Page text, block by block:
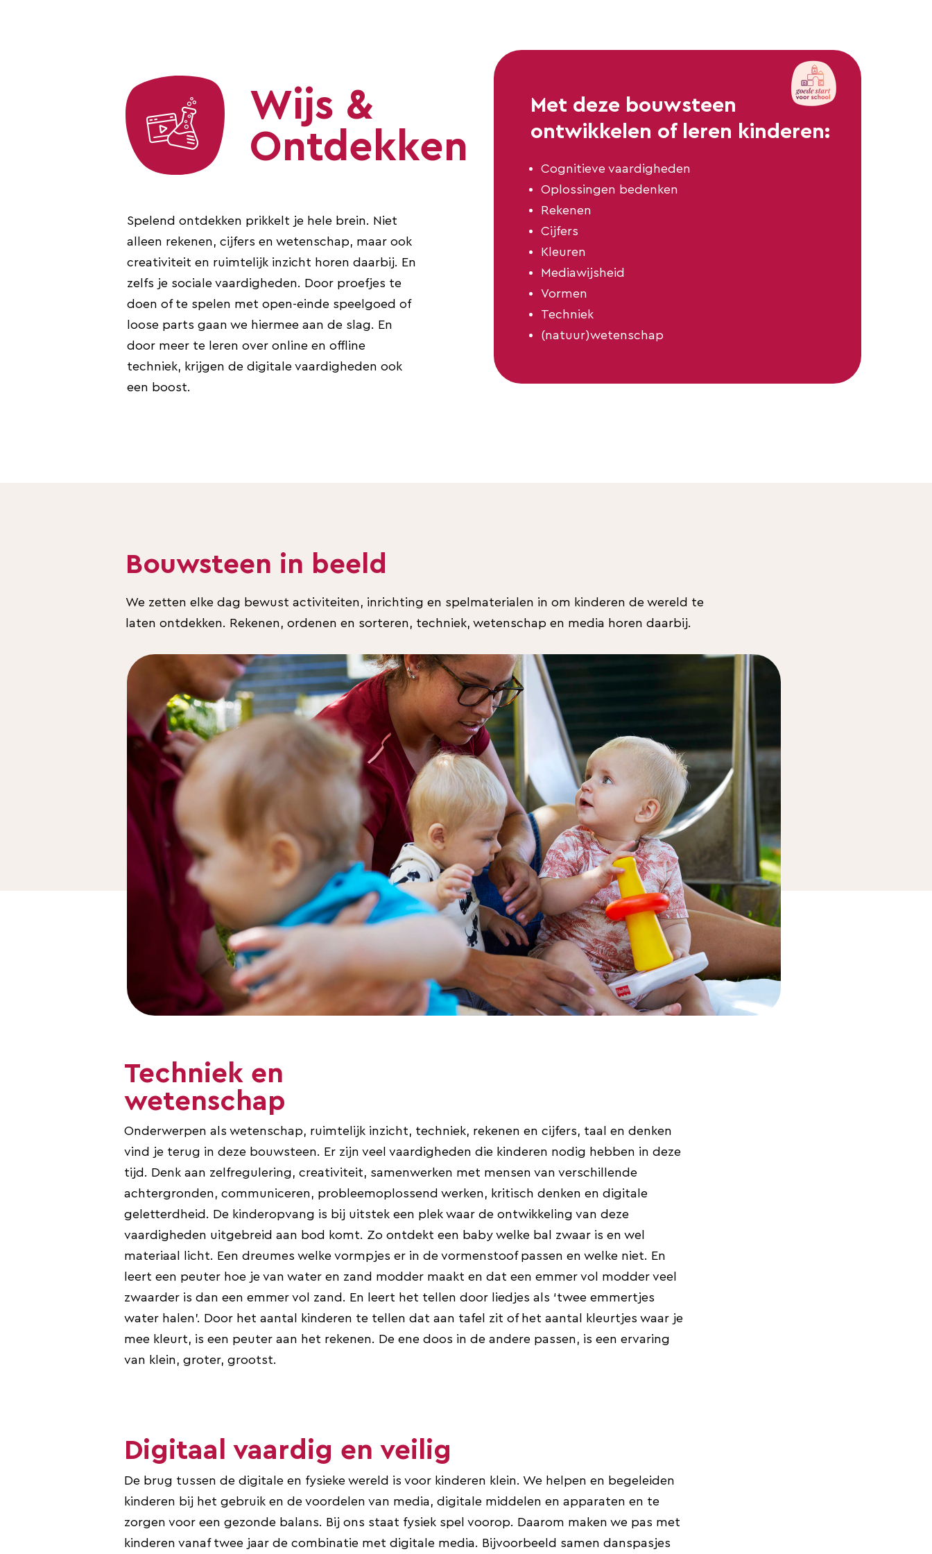
We zetten elke dag bewust activiteiten, inrichting en spelmaterialen in om kinderen de wereld te
laten ontdekken. Rekenen, ordenen en sorteren, techniek, wetenschap en media horen daarbij.
Bouwsteen in beeld
Cognitieve vaardigheden
Oplossingen bedenken
Rekenen
Cijfers
Kleuren
Mediawijsheid
Vormen
Techniek
(natuur)wetenschap
Met deze bouwsteen
ontwikkelen of leren kinderen:
De brug tussen de digitale en fysieke wereld is voor kinderen klein. We helpen en begeleiden
kinderen bij het gebruik en de voordelen van media, digitale middelen en apparaten en te
zorgen voor een gezonde balans. Bij ons staat fysiek spel voorop. Daarom maken we pas met
kinderen vanaf twee jaar de combinatie met digitale media. Bijvoorbeeld samen danspasjes
Digitaal vaardig en veilig
Onderwerpen als wetenschap, ruimtelijk inzicht, techniek, rekenen en cijfers, taal en denken
vind je terug in deze bouwsteen. Er zijn veel vaardigheden die kinderen nodig hebben in deze
tijd. Denk aan zelfregulering, creativiteit, samenwerken met mensen van verschillende
achtergronden, communiceren, probleemoplossend werken, kritisch denken en digitale
geletterdheid. De kinderopvang is bij uitstek een plek waar de ontwikkeling van deze
vaardigheden uitgebreid aan bod komt. Zo ontdekt een baby welke bal zwaar is en wel
materiaal licht. Een dreumes welke vormpjes er in de vormenstoof passen en welke niet. En
leert een peuter hoe je van water en zand modder maakt en dat een emmer vol modder veel
zwaarder is dan een emmer vol zand. En leert het tellen door liedjes als ‘twee emmertjes
water halen’. Door het aantal kinderen te tellen dat aan tafel zit of het aantal kleurtjes waar je
mee kleurt, is een peuter aan het rekenen. De ene doos in de andere passen, is een ervaring
van klein, groter, grootst.
Techniek en
wetenschap
Spelend ontdekken prikkelt je hele brein. Niet
alleen rekenen, cijfers en wetenschap, maar ook
creativiteit en ruimtelijk inzicht horen daarbij. En
zelfs je sociale vaardigheden. Door proefjes te
doen of te spelen met open-einde speelgoed of
loose parts gaan we hiermee aan de slag. En
door meer te leren over online en offline
techniek, krijgen de digitale vaardigheden ook
een boost.
Wijs &
Ontdekken